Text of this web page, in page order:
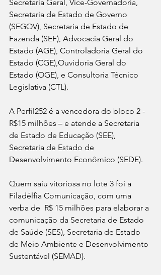
Secretaria Geral, Vice-Governadoria,
Secretaria de Estado de Governo
(SEGOV), Secretaria de Estado de
Fazenda (SEF), Advocacia Geral do
Estado (AGE), Controladoria Geral do
Estado (CGE),Ouvidoria Geral do
Estado (OGE), e Consultoria Técnico
Legislativa (CTL).
A Perfil252 é a vencedora do bloco 2 -
R$15 milhões – e atende a Secretaria
de Estado de Educação (SEE),
Secretaria de Estado de
Desenvolvimento Econômico (SEDE).
Quem saiu vitoriosa no lote 3 foi a
Filadélfia Comunicação, com uma
verba de  R$ 15 milhões para elaborar a
comunicação da Secretaria de Estado
de Saúde (SES), Secretaria de Estado
de Meio Ambiente e Desenvolvimento
Sustentável (SEMAD).